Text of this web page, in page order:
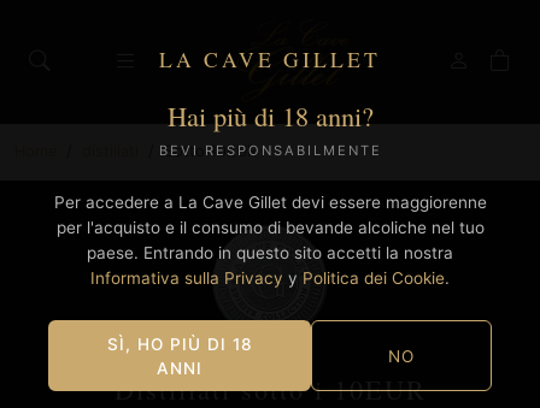
LA CAVE GILLET
Hai più di 18 anni?
BEVI RESPONSABILMENTE
Per accedere a La Cave Gillet devi essere maggiorenne
per l'acquisto e il consumo di bevande alcoliche nel tuo
paese. Entrando in questo sito accetti la nostra
Informativa sulla Privacy y Politica dei Cookie.
SÌ, HO PIÙ DI 18
ANNI
NO
Sotto 10EUR
Distillati sotto i 10EUR